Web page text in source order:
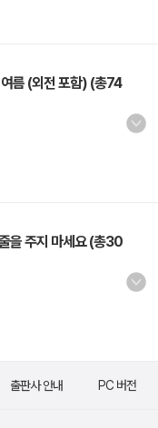
름 (외전 포함) (총74
을 주지 마세요 (총30
출판사 안내 PC 버전